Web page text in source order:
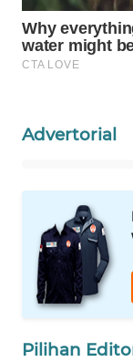
Advertorial
Pilihan
WAHANA
NEWS
WAHANA
INFRASTRUKTUR
WAHANA
KONSUMEN